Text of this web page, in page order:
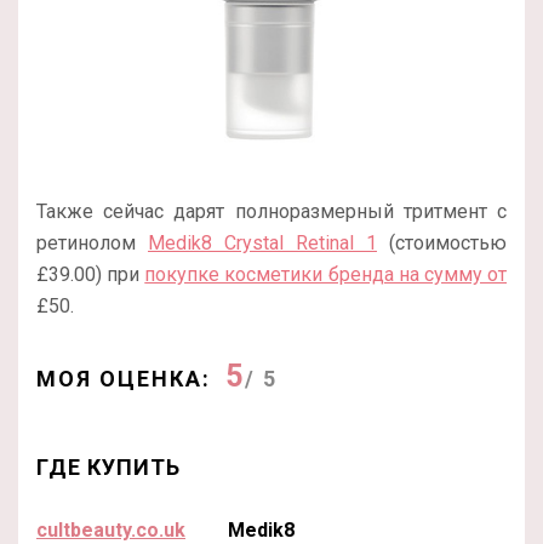
Также сейчас дарят полноразмерный тритмент с
ретинолом
Medik8 Crystal Retinal 1
(стоимостью
£39.00) при покупке косметики бренда на сумму от
£50.
МОЯ ОЦЕНКА: 5/ 5
ГДЕ КУПИТЬ
cultbeauty.co.uk Medik8